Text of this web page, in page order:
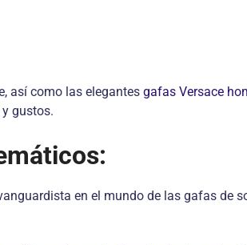
así como las elegantes gafas Versace
gustos.
en el mundo de las gafas de